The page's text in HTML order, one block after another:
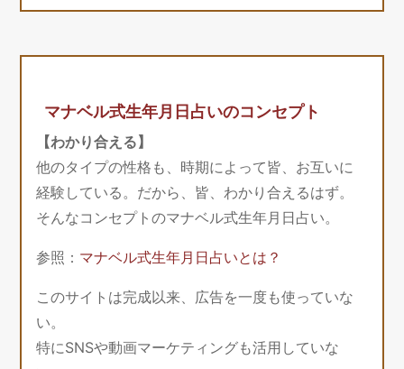
マナベル式生年月日占いのコンセプト
【わかり合える】
他のタイプの性格も、時期によって皆、お互いに
経験している。だから、皆、わかり合えるはず。
そんなコンセプトのマナベル式生年月日占い。
参照： マナベル式生年月日占いとは？
このサイトは完成以来、広告を一度も使っていな
い。
特にSNSや動画マーケティングも活用していな